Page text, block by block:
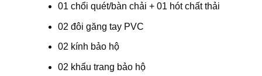
01 chổi quét/bàn chải + 01 hót chất thải
02 đôi găng tay PVC
02 kính bảo hộ
02 khẩu trang bảo hộ